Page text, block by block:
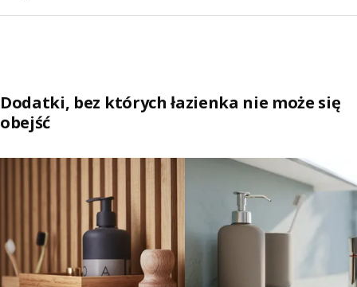
Dodatki, bez których łazienka nie może się
obejść